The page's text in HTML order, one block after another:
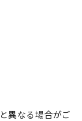
異なる場合がご